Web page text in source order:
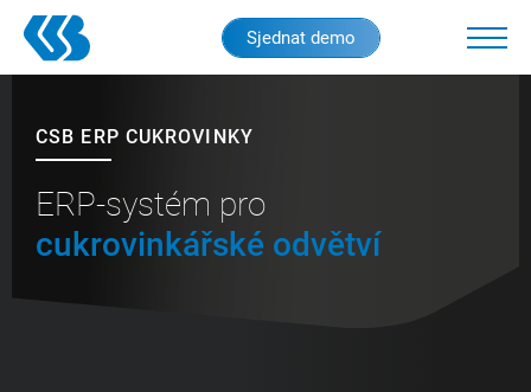
Skip
main
Sjednat demo
CSB ERP CUKROVINKY
ERP-systém pro
cukrovinkářské odvětví